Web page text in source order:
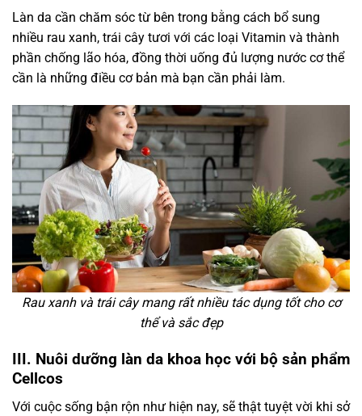
Làn da cần chăm sóc từ bên trong bằng cách bổ sung
nhiều rau xanh, trái cây tươi với các loại Vitamin và thành
phần chống lão hóa, đồng thời uống đủ lượng nước cơ thể
cần là những điều cơ bản mà bạn cần phải làm.
Rau xanh và trái cây mang rất nhiều tác dụng tốt cho cơ
thể và sắc đẹp
III. Nuôi dưỡng làn da khoa học với bộ sản phẩm
Cellcos
Với cuộc sống bận rộn như hiện nay, sẽ thật tuyệt vời khi sở